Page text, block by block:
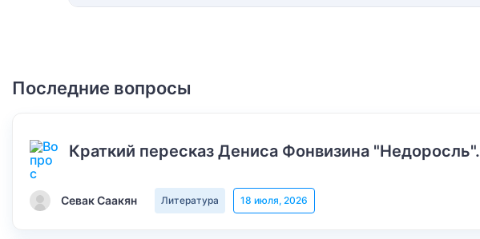
Последние вопросы
Краткий пересказ Дениса Фонвизина "Недоросль".
Севак Саакян Литература 18 июля, 2026